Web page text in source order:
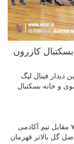
کازرون
فینال لیگ
و خانه بسکتبال
خانه بسکتبال کازرون در این دیدار با نتیجه ۹۳ بر ۷۸ مقابل تیم آکادمی
گل بالاتر قهرمان